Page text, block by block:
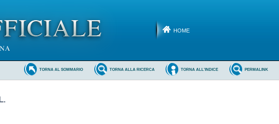
HOME
PERMALINK
TORNA ALL'INDICE
TORNA ALLA RICERCA
TORNA AL SOMMARIO